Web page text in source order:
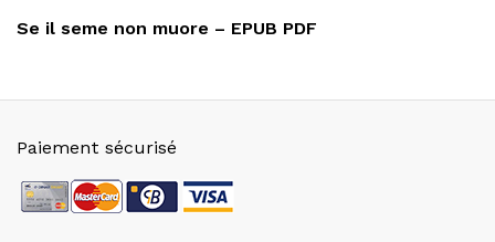
Post
Se il seme non muore – EPUB PDF
Paiement sécurisé